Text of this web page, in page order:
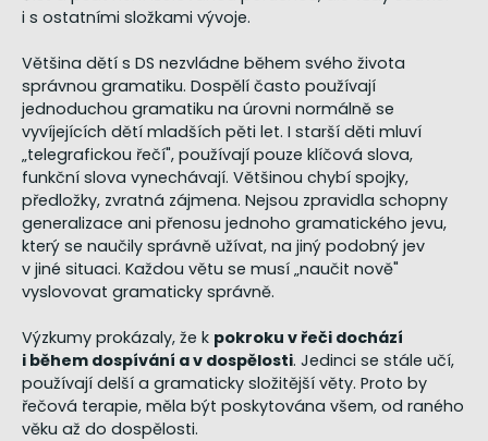
i s ostatními složkami vývoje.
Většina dětí s DS nezvládne během svého života
správnou gramatiku. Dospělí často používají
jednoduchou gramatiku na úrovni normálně se
vyvíjejících dětí mladších pěti let. I starší děti mluví
„telegrafickou řečí", používají pouze klíčová slova,
funkční slova vynechávají. Většinou chybí spojky,
předložky, zvratná zájmena. Nejsou zpravidla schopny
generalizace ani přenosu jednoho gramatického jevu,
který se naučily správně užívat, na jiný podobný jev
v jiné situaci. Každou větu se musí „naučit nově"
vyslovovat gramaticky správně.
Výzkumy prokázaly, že k pokroku v řeči dochází
i během dospívání a v dospělosti. Jedinci se stále učí,
používají delší a gramaticky složitější věty. Proto by
řečová terapie, měla být poskytována všem, od raného
věku až do dospělosti.